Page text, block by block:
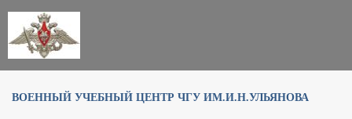
ВОЕННЫЙ УЧЕБНЫЙ ЦЕНТР ЧГУ ИМ.И.Н.УЛЬЯНОВА